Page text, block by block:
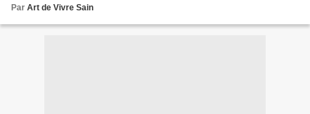
Par Art de Vivre Sain